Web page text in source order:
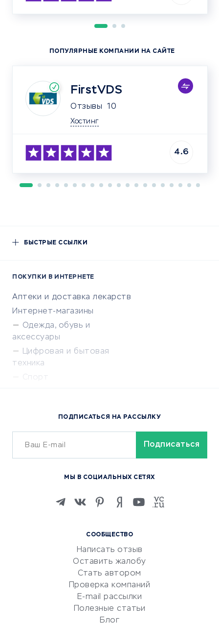
ПОПУЛЯРНЫЕ КОМПАНИИ НА САЙТЕ
FirstVDS
Отзывы 10
Хостинг
4.6
БЫСТРЫЕ ССЫЛКИ
ПОКУПКИ В ИНТЕРНЕТЕ
Аптеки и доставка лекарств
Интернет-магазины
Одежда, обувь и
аксессуары
Цифровая и бытовая
техника
Спорт
Сервисы доставки
ОБУЧЕНИЕ И РАБОТА
Изучение иностранных
Маркетинг и продажи
Репетиторство
Красота и здоровье
Сервисы по поиску работы
Сетевой маркетинг
СООБЩЕСТВО
Написать отзыв
Оставить жалобу
Стать автором
Проверка компаний
E-mail рассылки
Полезные статьи
Блог
ПОДПИСАТЬСЯ НА РАССЫЛКУ
МЫ В СОЦИАЛЬНЫХ СЕТЯХ